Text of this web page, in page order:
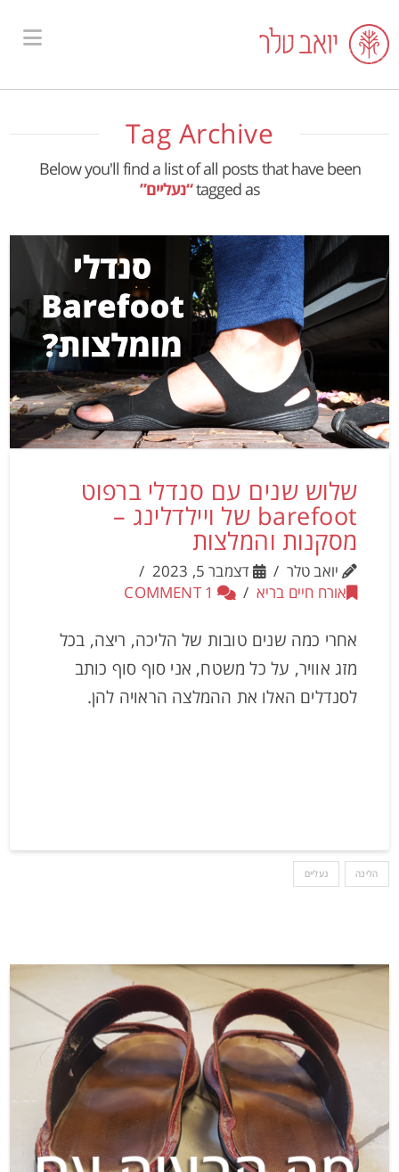
Tag Archive
Below you'll find a list of all posts that have been
tagged as“נעליים”
שלוש שנים עם סנדלי ברפוט
barefoot של ויילדלינג –
מסקנות והמלצות
יואב טלר
דצמבר 5, 2023
אורח חיים בריא
1 COMMENT
אחרי כמה שנים טובות של הליכה, ריצה, בכל
מזג אוויר, על כל משטח, אני סוף סוף כותב
לסנדלים האלו את ההמלצה הראויה להן.
הליכה נעליים